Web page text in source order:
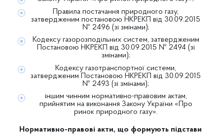
Правила постачання природного газу,
затвердженим постановою НКРЕКП від 30.09.2015
№ 2496 (зі змінами);
Кодексу газорозподільних систем, затвердженим
Постановою НКРЕКП від 30.09.2015 № 2494 (зі
змінами);
Кодексу газотранспортної системи,
затвердженим Постановою НКРЕКП від 30.09.2015
№ 2493 (зі змінами);
іншим чинним нормативно-правовим актам,
прийнятим на виконання Закону України «Про
ринок природного газу».
Нормативно-правові акти, що формують підстави